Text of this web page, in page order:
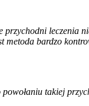
leczenia
bardzo
takiej